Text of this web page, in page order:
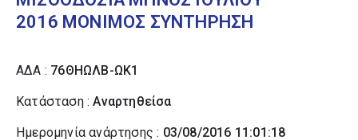
2016 ΜΟΝΙΜΟΣ ΣΥΝΤΗΡΗΣΗ
ΑΔΑ : 76ΘΗΩΛΒ-ΩΚ1
Κατάσταση :Αναρτηθείσα
Ημερομηνία ανάρτησης : 03/08/2016 11:01:18